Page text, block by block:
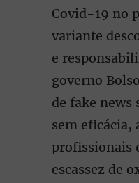
Covid-19 no
variante
e
governo
de fake news
sem eficácia,
profissionais
escassez de